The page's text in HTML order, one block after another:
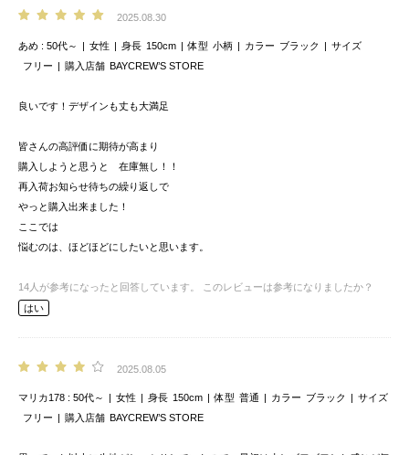
2025.08.30
あめ 50代～ 女性 身長 150cm 体型 小柄 カラー ブラック
サイズ
フリー
購入店舗 BAYCREW’S STORE
良いです！デザインも丈も大満足
皆さんの高評価に期待が高まり
購入しようと思うと 在庫無し！！
再入荷お知らせ待ちの繰り返しで
やっと購入出来ました！
ここでは
悩むのは、ほどほどにしたいと思います。
14 人が参考になったと回答しています。
このレビューは参考になりましたか？
はい
2025.08.05
マリカ178 50代～ 女性 身長 150cm 体型 普通 カラー ブラック
サイズ
フリー
購入店舗 BAYCREW’S STORE